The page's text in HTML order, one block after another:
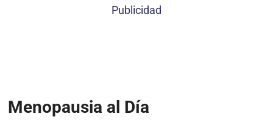
Publicidad
Menopausia al Día